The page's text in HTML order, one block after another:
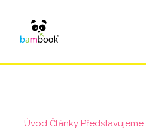
Úvod Články Představu­jeme